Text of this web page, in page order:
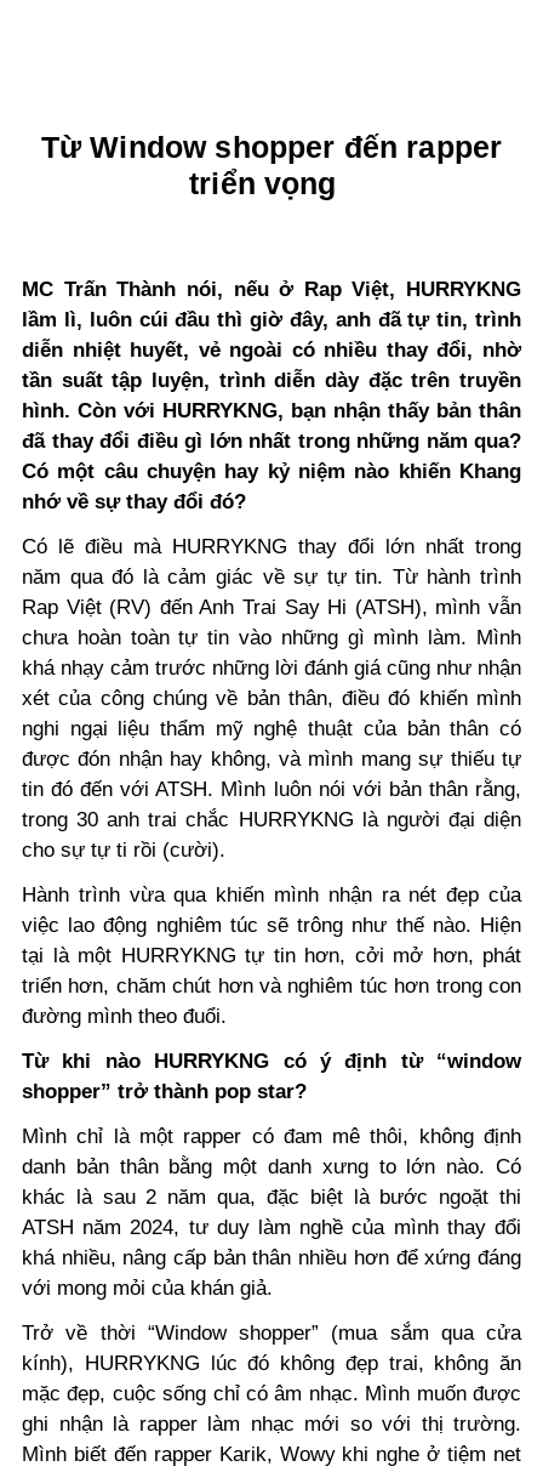
Từ Window shopper đến rapper
triển vọng
MC Trấn Thành nói, nếu ở Rap Việt, HURRYKNG
lầm lì, luôn cúi đầu thì giờ đây, anh đã tự tin, trình
diễn nhiệt huyết, vẻ ngoài có nhiều thay đổi, nhờ
tần suất tập luyện, trình diễn dày đặc trên truyền
hình. Còn với HURRYKNG, bạn nhận thấy bản thân
đã thay đổi điều gì lớn nhất trong những năm qua?
Có một câu chuyện hay kỷ niệm nào khiến Khang
nhớ về sự thay đổi đó?
Có lẽ điều mà HURRYKNG thay đổi lớn nhất trong
năm qua đó là cảm giác về sự tự tin. Từ hành trình
Rap Việt (RV) đến Anh Trai Say Hi (ATSH), mình vẫn
chưa hoàn toàn tự tin vào những gì mình làm. Mình
khá nhạy cảm trước những lời đánh giá cũng như nhận
xét của công chúng về bản thân, điều đó khiến mình
nghi ngại liệu thẩm mỹ nghệ thuật của bản thân có
được đón nhận hay không, và mình mang sự thiếu tự
tin đó đến với ATSH. Mình luôn nói với bản thân rằng,
trong 30 anh trai chắc HURRYKNG là người đại diện
cho sự tự ti rồi (cười).
Hành trình vừa qua khiến mình nhận ra nét đẹp của
việc lao động nghiêm túc sẽ trông như thế nào. Hiện
tại là một HURRYKNG tự tin hơn, cởi mở hơn, phát
triển hơn, chăm chút hơn và nghiêm túc hơn trong con
đường mình theo đuổi.
Từ khi nào HURRYKNG có ý định từ “window
shopper” trở thành pop star?
Mình chỉ là một rapper có đam mê thôi, không định
danh bản thân bằng một danh xưng to lớn nào. Có
khác là sau 2 năm qua, đặc biệt là bước ngoặt thi
ATSH năm 2024, tư duy làm nghề của mình thay đổi
khá nhiều, nâng cấp bản thân nhiều hơn để xứng đáng
với mong mỏi của khán giả.
Trở về thời “Window shopper” (mua sắm qua cửa
kính), HURRYKNG lúc đó không đẹp trai, không ăn
mặc đẹp, cuộc sống chỉ có âm nhạc. Mình muốn được
ghi nhận là rapper làm nhạc mới so với thị trường.
Mình biết đến rapper Karik, Wowy khi nghe ở tiệm net